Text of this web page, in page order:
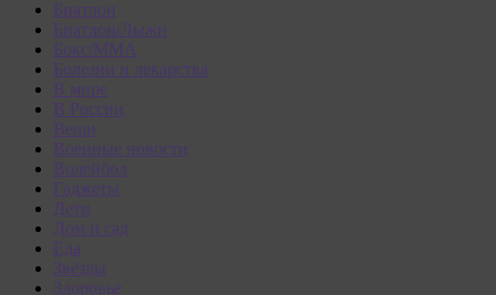
Биатлон
Биатлон/Лыжи
Бокс/MMA
Болезни и лекарства
В мире
В России
Вещи
Военные новости
Волейбол
Гаджеты
Дети
Дом и сад
Еда
Звёзды
Здоровье